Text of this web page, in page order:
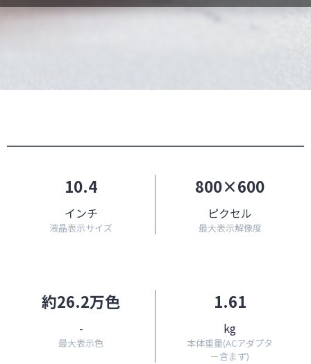
10.4
インチ
液晶表示サイズ
800×600
ピクセル
最大表示解像度
約26.2万色
-
最大表示色
1.61
kg
本体重量(ACアダプタ
ー含まず)